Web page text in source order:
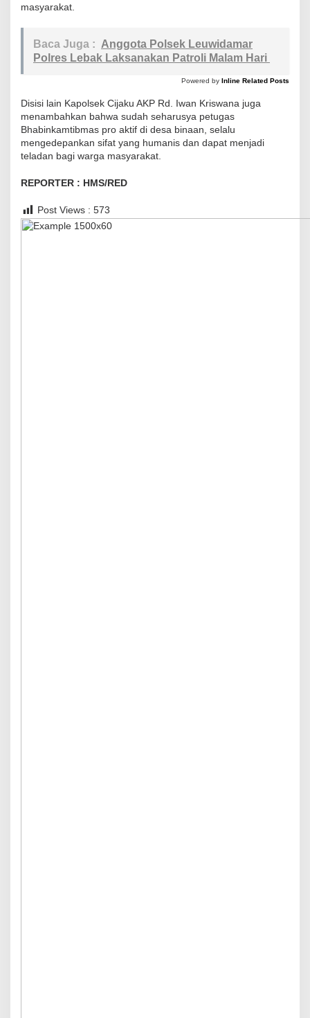
i
n
K
r
j
a
masyarakat.
Baca Juga : Anggota Polsek Leuwidamar
Polres Lebak Laksanakan Patroli Malam Hari
Powered by Inline Related Posts
Disisi lain Kapolsek Cijaku AKP Rd. Iwan Kriswana juga
menambahkan bahwa sudah seharusya petugas
Bhabinkamtibmas pro aktif di desa binaan, selalu
mengedepankan sifat yang humanis dan dapat menjadi
teladan bagi warga masyarakat.
REPORTER : HMS/RED
Post Views : 573